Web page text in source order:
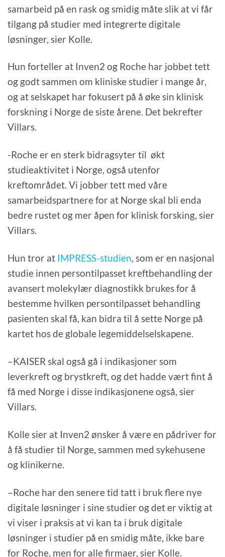
samarbeid på en rask og smidig måte slik at vi får
tilgang på studier med integrerte digitale
løsninger, sier Kolle.
Hun forteller at Inven2 og Roche har jobbet tett
og godt sammen om kliniske studier i mange år,
og at selskapet har fokusert på å øke sin klinisk
forskning i Norge de siste årene. Det bekrefter
Villars.
-Roche er en sterk bidragsyter til økt
studieaktivitet i Norge, også utenfor
kreftområdet. Vi jobber tett med våre
samarbeidspartnere for at Norge skal bli enda
bedre rustet og mer åpen for klinisk forsking, sier
Villars.
Hun tror at IMPRESS-studien, som er en nasjonal
studie innen persontilpasset kreftbehandling der
avansert molekylær diagnostikk brukes for å
bestemme hvilken persontilpasset behandling
pasienten skal få, kan bidra til å sette Norge på
kartet hos de globale legemiddelselskapene.
–KAISER skal også gå i indikasjoner som
leverkreft og brystkreft, og det hadde vært fint å
få med Norge i disse indikasjonene også, sier
Villars.
Kolle sier at Inven2 ønsker å være en pådriver for
å få studier til Norge, sammen med sykehusene
og klinikerne.
–Roche har den senere tid tatt i bruk flere nye
digitale løsninger i sine studier og det er viktig at
vi viser i praksis at vi kan ta i bruk digitale
løsninger i studier på en smidig måte, ikke bare
for Roche, men for alle firmaer, sier Kolle.